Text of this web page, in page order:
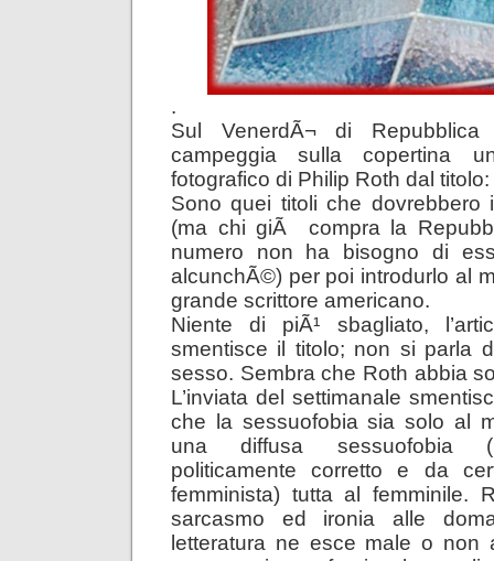
.
Sul VenerdÃ¬ di
campeggia sulla copertina
fotografico di Philip Roth dal titolo:
Sono quei titoli che dovrebbero
(ma chi giÃ compra la
numero non ha bisogno di
alcunchÃ©) per poi introdurlo al
grande scrittore americano.
Niente di piÃ¹ sbagliato,
smentisce il titolo; non si parla
sesso. Sembra che Roth abbia
L’inviata del settimanale
che la sessuofobia sia solo al
una diffusa sessuofobia
politicamente corretto e da
femminista) tutta al femminile.
sarcasmo ed ironia alle
letteratura ne esce male o non